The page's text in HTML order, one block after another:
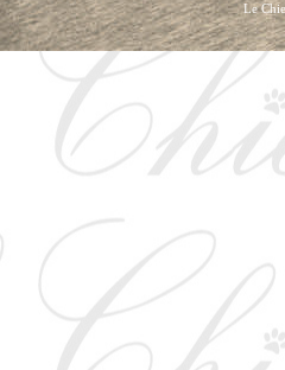
Le
HUND KLÄDER,